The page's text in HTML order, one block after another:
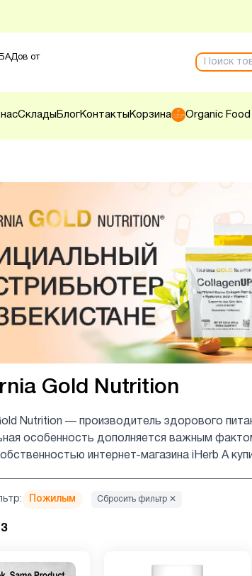
от
Склады БлогКонтакты Корзина Organic Food
Gold Nutrition
Nutrition — производитель здорового
особенность дополняется важным
интернет-магазина iHerb А
Пожилым Сбросить фильтр ✕